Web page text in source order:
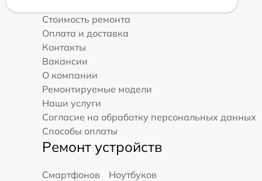
Стоимость ремонта
Оплата и доставка
Контакты
Вакансии
О компании
Ремонтируемые модели
Наши услуги
Согласие на обработку персональных данных
Способы оплаты
Ремонт устройств
Смартфонов
Ноутбуков